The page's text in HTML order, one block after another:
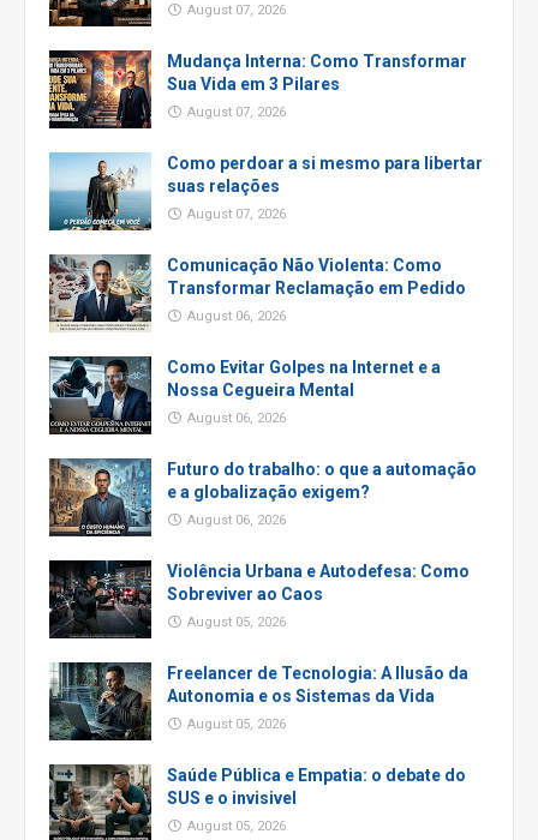
August 07, 2026
Mudança Interna: Como Transformar
Sua Vida em 3 Pilares
August 07, 2026
Como perdoar a si mesmo para libertar
suas relações
August 07, 2026
Comunicação Não Violenta: Como
Transformar Reclamação em Pedido
August 06, 2026
Como Evitar Golpes na Internet e a
Nossa Cegueira Mental
August 06, 2026
Futuro do trabalho: o que a automação
e a globalização exigem?
August 06, 2026
Violência Urbana e Autodefesa: Como
Sobreviver ao Caos
August 05, 2026
Freelancer de Tecnologia: A Ilusão da
Autonomia e os Sistemas da Vida
August 05, 2026
Saúde Pública e Empatia: o debate do
SUS e o invisivel
August 05, 2026